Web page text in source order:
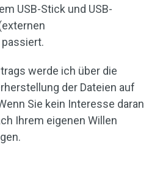
USB-Stick und USB-
werde ich über die
der Dateien auf
Sie kein Interesse daran
Ihrem eigenen Willen